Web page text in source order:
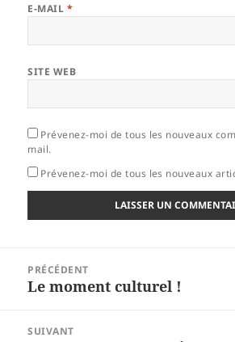
E-MAIL *
SITE WEB
Prévenez-moi de tous les nouveaux
mail.
Prévenez-moi de tous les nouveaux
l’article
PRÉCÉDENT
Article
Le moment culturel !
SUIVANT